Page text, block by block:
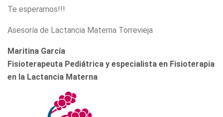
Te esperamos!!!
Asesoría de Lactancia Materna Torrevieja
Maritina García
Fisioterapeuta Pediátrica y especialista en Fisioterapia
en la Lactancia Materna